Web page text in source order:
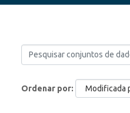
Ordenar por